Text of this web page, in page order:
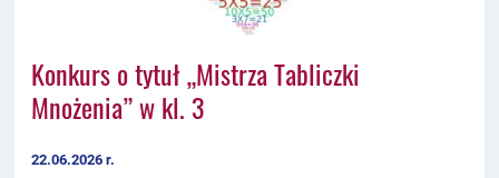
Konkurs o tytuł „Mistrza Tabliczki
Mnożenia” w kl. 3
22.06.2026 r.